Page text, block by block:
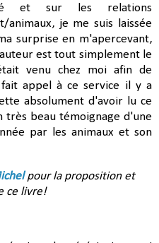
et sur les relations
animaux, je me suis laissée
surprise en m'apercevant,
est tout simplement le
venu chez moi afin de
appel à ce service il y a
absolument d'avoir lu ce
très beau témoignage d'une
par les animaux et son
pour la proposition et
ce livre!